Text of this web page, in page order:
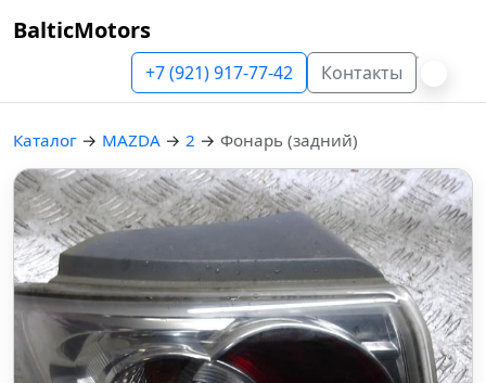
BalticMotors
+7 (921) 917-77-42 Контакты
Каталог → MAZDA → 2 → Фонарь (задний)